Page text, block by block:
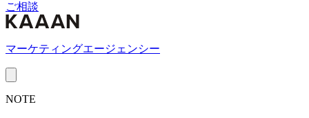
ご相談
マーケティングエージェンシー
NOTE